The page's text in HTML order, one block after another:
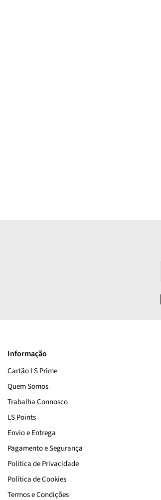
Informação
Cartão LS Prime
Quem Somos
Trabalha Connosco
LS Points
Envio e Entrega
Pagamento e Segurança
Política de Privacidade
Política de Cookies
Termos e Condições